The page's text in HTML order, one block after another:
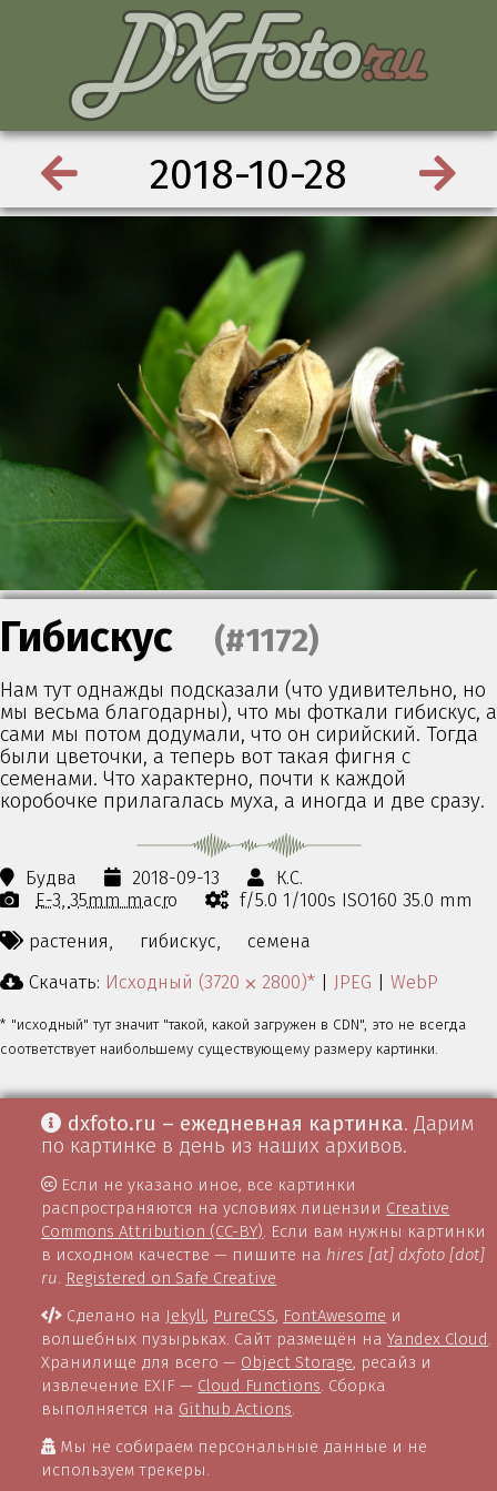
2018-10-28
Гибискус (#1172)
Нам тут однажды подсказали (что удивительно, но
мы весьма благодарны), что мы фоткали гибискус, а
сами мы потом додумали, что он сирийский. Тогда
были цветочки, а теперь вот такая фигня с
семенами. Что характерно, почти к каждой
коробочке прилагалась муха, а иногда и две сразу.
Будва 2018-09-13
К.С.
E-3 35mm macro
f/5.0 1/100s ISO160 35.0 mm
растения,
гибискус,
семена
Скачать: Исходный (3720 ⨉ 2800)* | JPEG | WebP
* "исходный" тут значит "такой, какой загружен в CDN", это не всегда
соответствует наибольшему существующему размеру картинки.
dxfoto.ru – ежедневная картинка. Дарим
по картинке в день из наших архивов.
Если не указано иное, все картинки
распространяются на условиях лицензии Creative
Commons Attribution (CC-BY) . Если вам нужны картинки
в исходном качестве — пишите на hires [at] dxfoto [dot]
ru Registered on Safe Creative
Сделано на Jekyll, PureCSS, FontAwesome и
волшебных пузырьках. Сайт размещён наYandex Cloud
Хранилище для всего — Object Storage, ресайз и
извлечение EXIF — Cloud Functions . Сборка
выполняется на Github Actions
Мы не собираем персональные данные и не
используем трекеры.